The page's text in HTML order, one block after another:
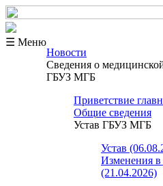
☰ Меню
Новости
Сведения о
ГБУЗ МГБ
Приветствие
Общие сведения
Устав ГБУЗ МГБ
Устав
Изменения в
(21.04.2026)